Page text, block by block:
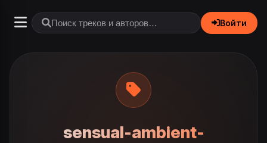
Войти
sensual-ambient-